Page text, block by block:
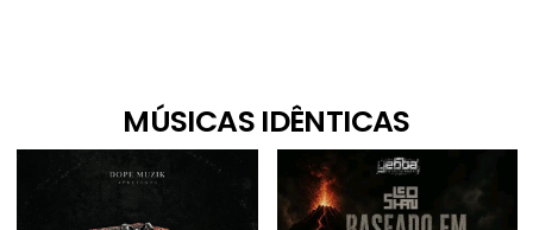
MÚSICAS IDÊNTICAS